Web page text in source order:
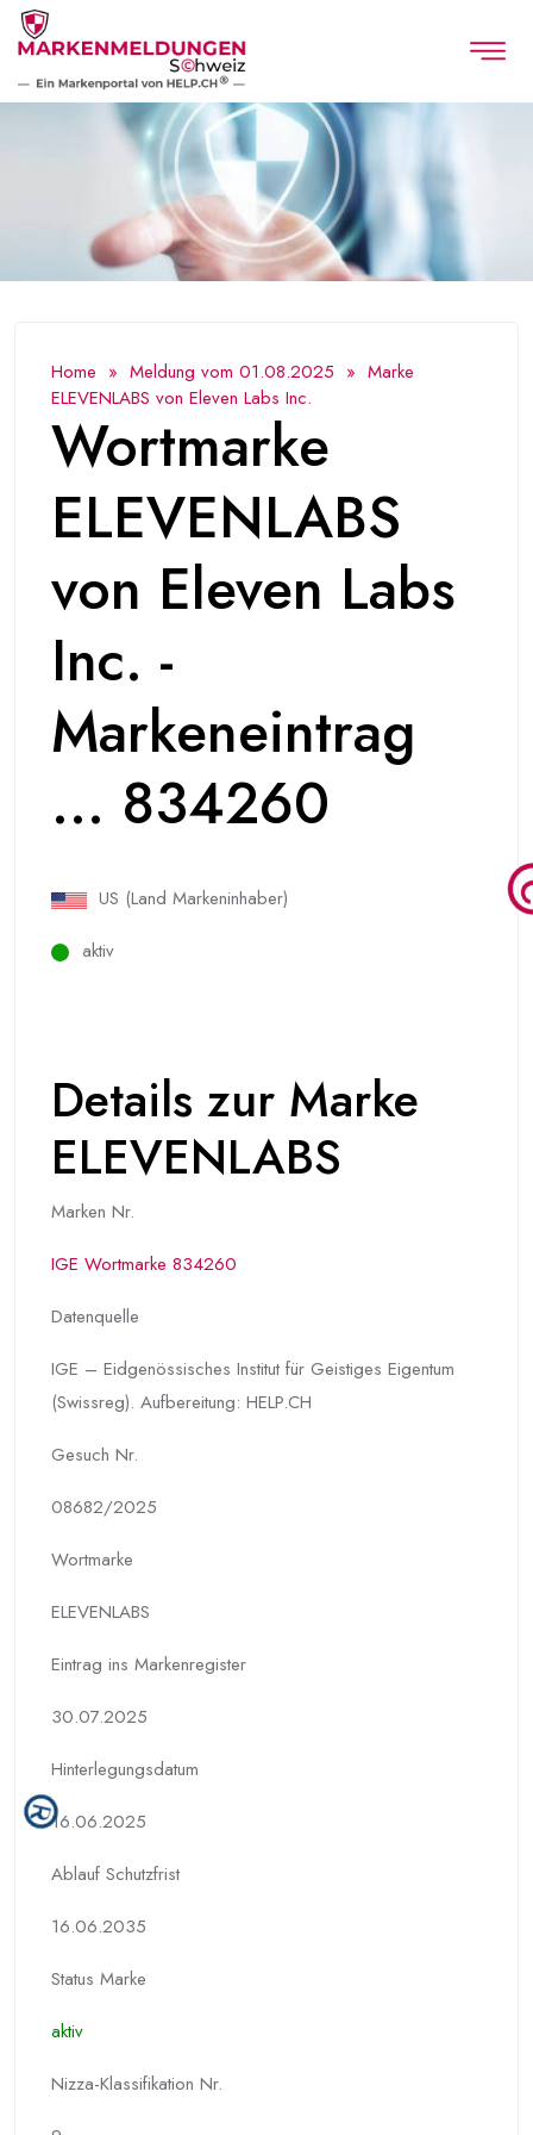
Home » Meldung vom 01.08.2025 » Marke
ELEVENLABS von Eleven Labs Inc.
Wortmarke
ELEVENLABS
von Eleven Labs
Inc. -
Markeneintrag
... 834260
US (Land Markeninhaber)
aktiv
Details zur Marke
ELEVENLABS
Marken Nr.
IGE Wortmarke 834260
Datenquelle
IGE – Eidgenössisches Institut für Geistiges Eigentum
(Swissreg). Aufbereitung: HELP.CH
Gesuch Nr.
08682/2025
Wortmarke
ELEVENLABS
Eintrag ins Markenregister
30.07.2025
Hinterlegungs­datum
16.06.2025
Ablauf Schutzfrist
16.06.2035
Status Marke
aktiv
Nizza-Klassifikation Nr.